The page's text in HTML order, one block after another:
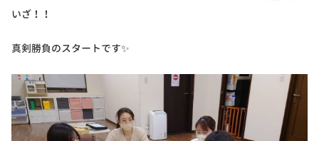
いざ！！
真剣勝負のスタートです✨